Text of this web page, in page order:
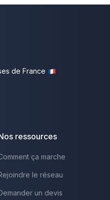
de France
ressources
ça marche
le réseau
un devis